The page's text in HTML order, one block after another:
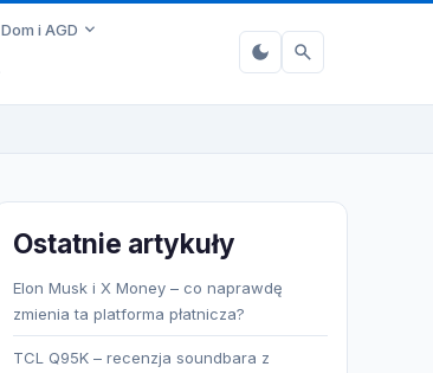
Dom i AGD
Ostatnie artykuły
Elon Musk i X Money – co naprawdę
zmienia ta platforma płatnicza?
TCL Q95K – recenzja soundbara z